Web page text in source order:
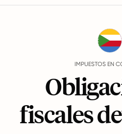
IMPUESTOS EN
fiscales